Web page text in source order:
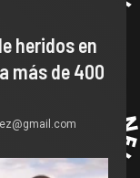
heridos en
más de 400